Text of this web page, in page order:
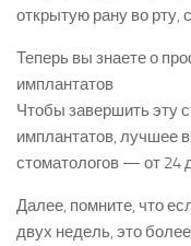
открытую рану во рту,
Теперь вы знаете о
имплантатов
Чтобы завершить эту
имплантатов, лучшее
стоматологов — от 24
Далее, помните, что
двух недель, это